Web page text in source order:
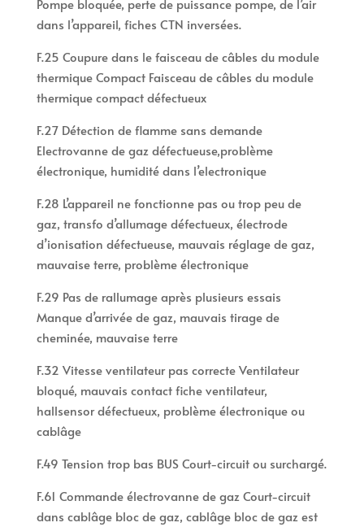
Pompe bloquée, perte de puissance pompe, de l’air
dans l’appareil, fiches CTN inversées.
F.25 Coupure dans le faisceau de câbles du module
thermique Compact Faisceau de câbles du module
thermique compact défectueux
F.27 Détection de flamme sans demande
Electrovanne de gaz défectueuse,problème
électronique, humidité dans l’electronique
F.28 L’appareil ne fonctionne pas ou trop peu de
gaz, transfo d’allumage défectueux, électrode
d’ionisation défectueuse, mauvais réglage de gaz,
mauvaise terre, problème électronique
F.29 Pas de rallumage après plusieurs essais
Manque d’arrivée de gaz, mauvais tirage de
cheminée, mauvaise terre
F.32 Vitesse ventilateur pas correcte Ventilateur
bloqué, mauvais contact fiche ventilateur,
hallsensor défectueux, problème électronique ou
cablâge
F.49 Tension trop bas BUS Court-circuit ou surchargé.
F.61 Commande électrovanne de gaz Court-circuit
dans cablâge bloc de gaz, cablâge bloc de gaz est